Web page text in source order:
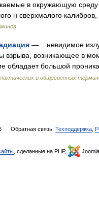
в окружающую
н сверхмалого
— невидимое
взрыва, возникающее в
обладает большой
и общевоенных
Обратная связь: Техподдержка
, сделанные на PHP, Joomla,